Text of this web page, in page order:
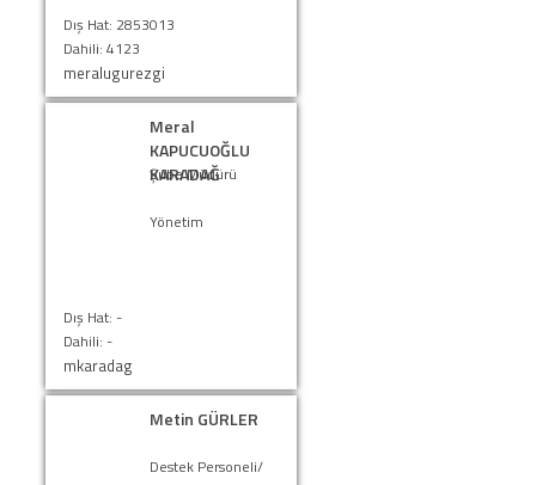
Dış Hat: 2853013
Dahili: 4123
meralugurezgi
Meral
KAPUCUOĞLU
KARADAĞ
Şube Müdürü
Yönetim
Dış Hat: -
Dahili: -
mkaradag
Metin GÜRLER
Destek Personeli/